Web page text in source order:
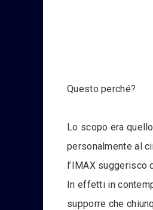
Questo perché?
Lo scopo era
personalmente al
l’IMAX suggerisco
In effetti in
supporre che